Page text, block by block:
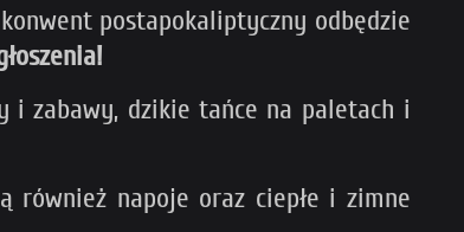
postapokaliptyczny odbędzie
i zabawy, dzikie tańce na paletach i
również napoje oraz ciepłe i zimne